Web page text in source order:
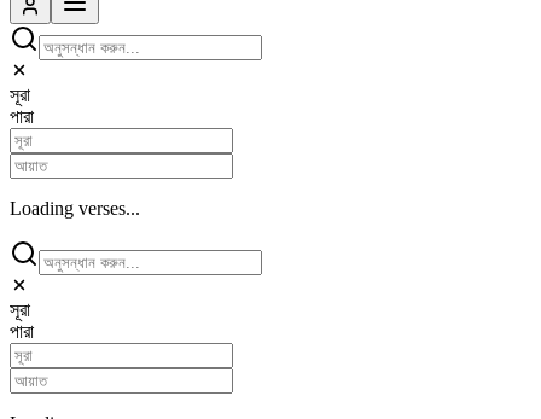
সূরা
পারা
Loading verses...
সূরা
পারা